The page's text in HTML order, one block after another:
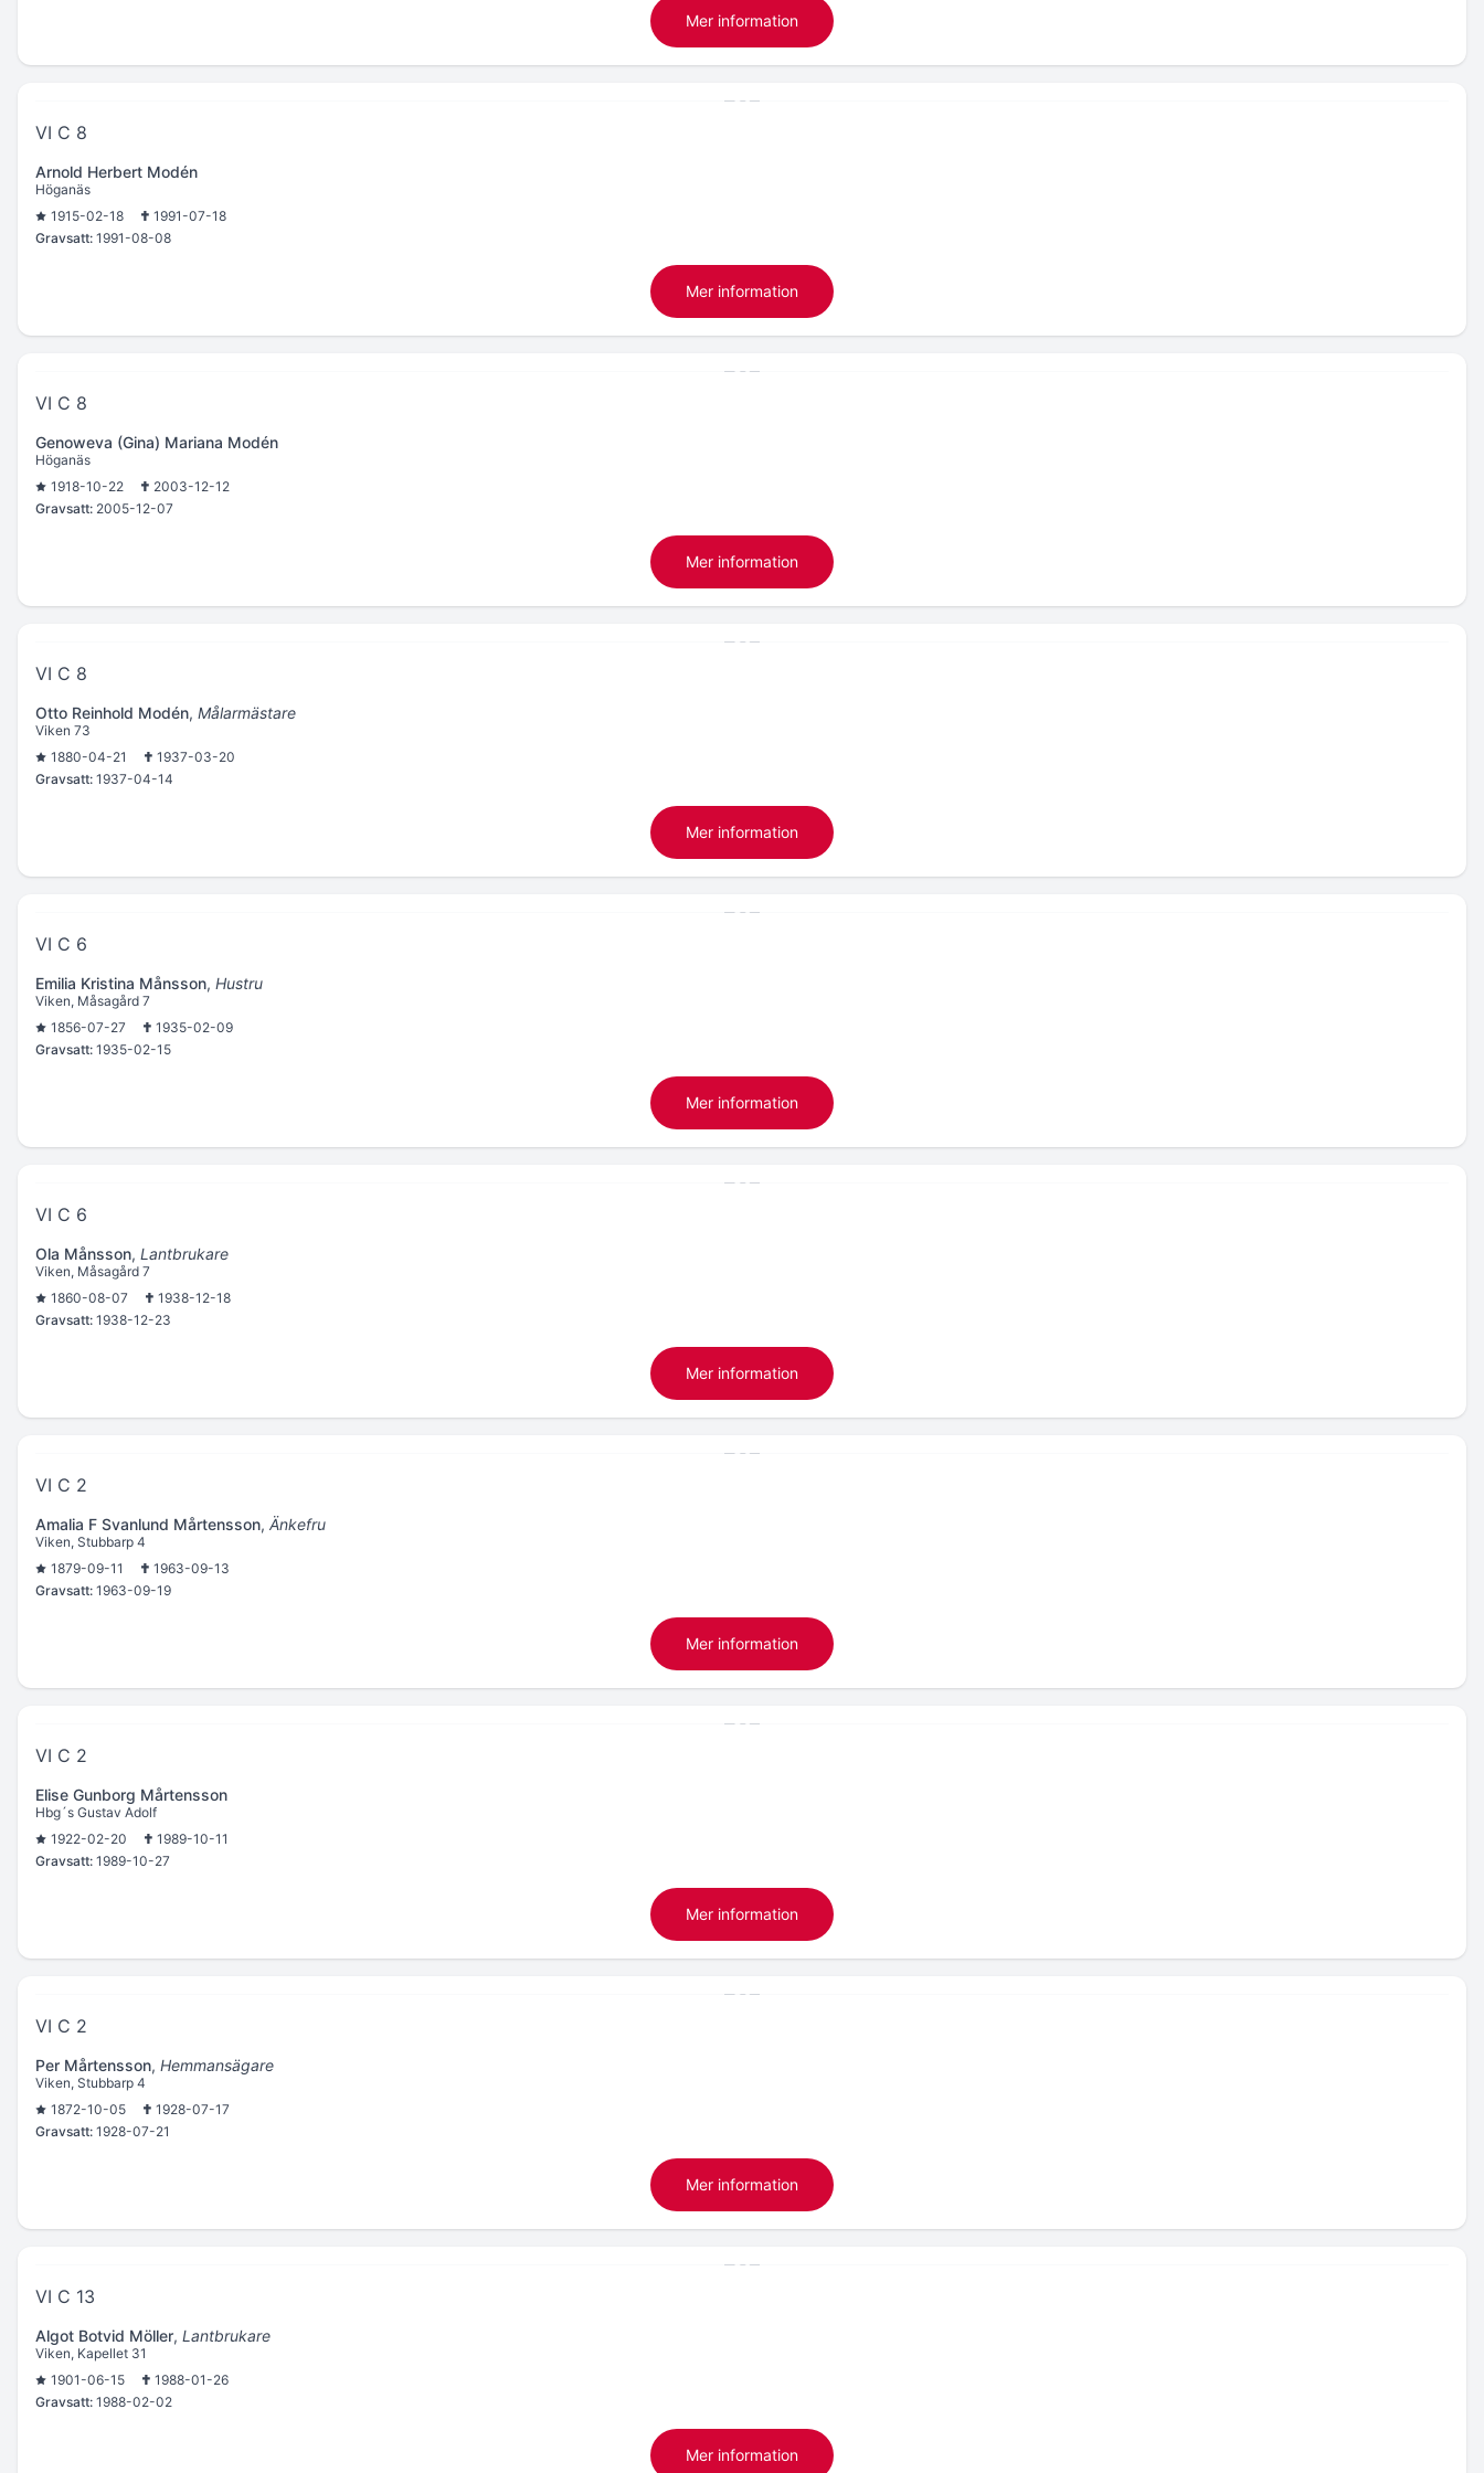
Mer information
VI C 8
Arnold Herbert Modén
Höganäs
1915-02-18
1991-07-18
Gravsatt: 1991-08-08
Mer information
VI C 8
Genoweva (Gina) Mariana Modén
Höganäs
1918-10-22
2003-12-12
Gravsatt: 2005-12-07
Mer information
VI C 8
Otto Reinhold Modén, Målarmästare
Viken 73
1880-04-21
1937-03-20
Gravsatt: 1937-04-14
Mer information
VI C 6
Emilia Kristina Månsson, Hustru
Viken, Måsagård 7
1856-07-27
1935-02-09
Gravsatt: 1935-02-15
Mer information
VI C 6
Ola Månsson, Lantbrukare
Viken, Måsagård 7
1860-08-07
1938-12-18
Gravsatt: 1938-12-23
Mer information
VI C 2
Amalia F Svanlund Mårtensson, Änkefru
Viken, Stubbarp 4
1879-09-11
1963-09-13
Gravsatt: 1963-09-19
Mer information
VI C 2
Elise Gunborg Mårtensson
Hbg´s Gustav Adolf
1922-02-20
1989-10-11
Gravsatt: 1989-10-27
Mer information
VI C 2
Per Mårtensson, Hemmansägare
Viken, Stubbarp 4
1872-10-05
1928-07-17
Gravsatt: 1928-07-21
Mer information
VI C 13
Algot Botvid Möller, Lantbrukare
Viken, Kapellet 31
1901-06-15
1988-01-26
Gravsatt: 1988-02-02
Mer information